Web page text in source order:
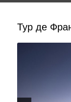
Тур де